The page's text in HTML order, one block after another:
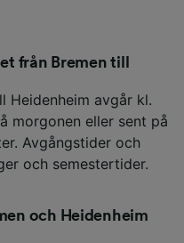
från Bremen till
Heidenheim avgår kl.
morgonen eller sent på
Avgångstider och
och semestertider.
och Heidenheim